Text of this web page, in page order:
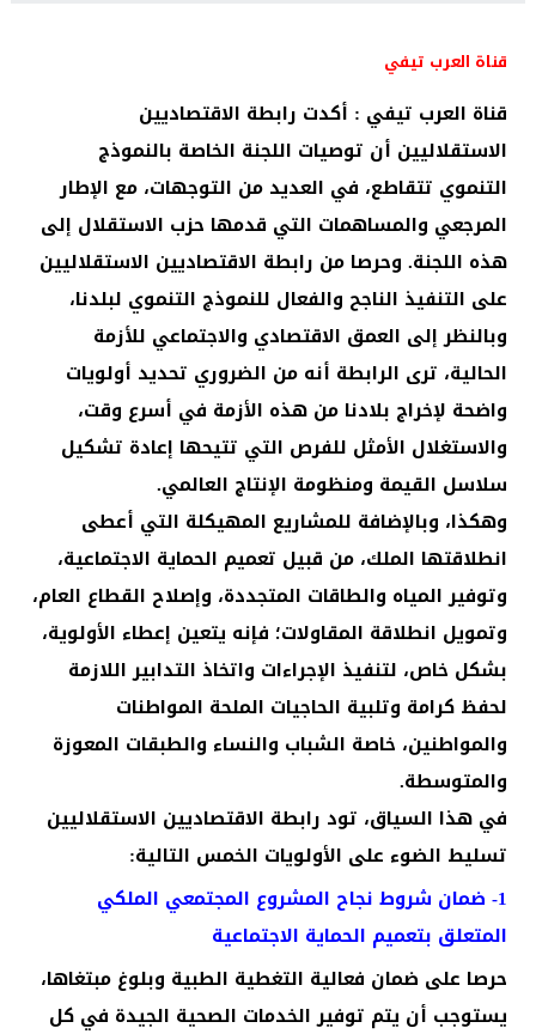
قناة العرب تيفي
قناة العرب تيفي : أكدت رابطة الاقتصاديين
الاستقلاليين أن توصيات اللجنة الخاصة بالنموذج
التنموي تتقاطع، في العديد من التوجهات، مع الإطار
المرجعي والمساهمات التي قدمها حزب الاستقلال إلى
هذه اللجنة. وحرصا من رابطة الاقتصاديين الاستقلاليين
على التنفيذ الناجح والفعال للنموذج التنموي لبلدنا،
وبالنظر إلى العمق الاقتصادي والاجتماعي للأزمة
الحالية، ترى الرابطة أنه من الضروري تحديد أولويات
واضحة لإخراج بلادنا من هذه الأزمة في أسرع وقت،
والاستغلال الأمثل للفرص التي تتيحها إعادة تشكيل
سلاسل القيمة ومنظومة الإنتاج العالمي.
وهكذا، وبالإضافة للمشاريع المهيكلة التي أعطى
انطلاقتها الملك، من قبيل تعميم الحماية الاجتماعية،
وتوفير المياه والطاقات المتجددة، وإصلاح القطاع العام،
وتمويل انطلاقة المقاولات؛ فإنه يتعين إعطاء الأولوية،
بشكل خاص، لتنفيذ الإجراءات واتخاذ التدابير اللازمة
لحفظ كرامة وتلبية الحاجيات الملحة المواطنات
والمواطنين، خاصة الشباب والنساء والطبقات المعوزة
والمتوسطة.
في هذا السياق، تود رابطة الاقتصاديين الاستقلاليين
تسليط الضوء على الأولويات الخمس التالية:
1- ضمان شروط نجاح المشروع المجتمعي الملكي
المتعلق بتعميم الحماية الاجتماعية
حرصا على ضمان فعالية التغطية الطبية وبلوغ مبتغاها،
يستوجب أن يتم توفير الخدمات الصحية الجيدة في كل